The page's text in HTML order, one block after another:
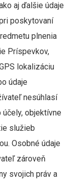
aj ďalšie údaje
poskytovaní
plnenia
Príspevkov,
lokalizáciu
údaje
nesúhlasí
objektívne
služieb
Osobné údaje
zároveň
svojich práv a